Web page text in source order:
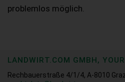
problemlos möglich.
LANDWIRT.COM GMBH,
Rechbauerstraße 4/1/4, A-8010